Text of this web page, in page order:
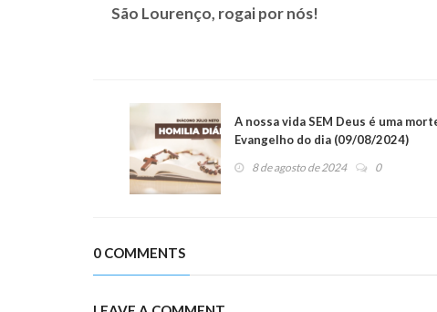
São Lourenço, rogai por nós!
A nossa vida SEM Deus é uma
Evangelho do dia (09/08/2024)
8 de agosto de 2024 0
0 COMMENTS